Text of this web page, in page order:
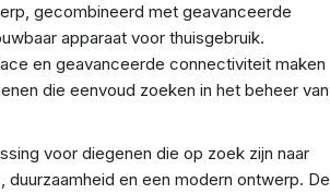
gecombineerd met geavanceerde
apparaat voor thuisgebruik.
en geavanceerde connectiviteit maken
die eenvoud zoeken in het beheer van
voor diegenen die op zoek zijn naar
en een modern ontwerp. De